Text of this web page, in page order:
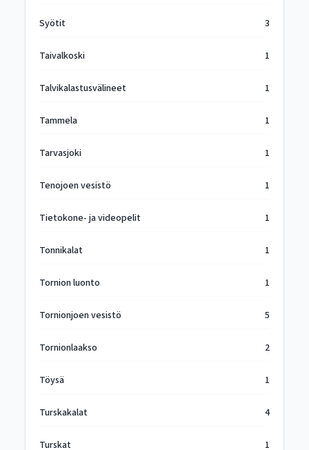
Syötit 3
Taivalkoski 1
Talvikalastusvälineet 1
Tammela 1
Tarvasjoki 1
Tenojoen vesistö 1
Tietokone- ja videopelit 1
Tonnikalat 1
Tornion luonto 1
Tornionjoen vesistö 5
Tornionlaakso 2
Töysä 1
Turskakalat 4
Turskat 1